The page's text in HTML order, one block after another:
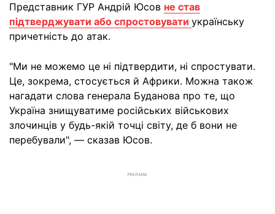
Представник ГУР Андрій Юсов не став
підтверджувати або спростовувати українську
причетність до атак.
"Ми не можемо це ні підтвердити, ні спростувати.
Це, зокрема, стосується й Африки. Можна також
нагадати слова генерала Буданова про те, що
Україна знищуватиме російських військових
злочинців у будь-якій точці світу, де б вони не
перебували", — сказав Юсов.
РЕКЛАМА